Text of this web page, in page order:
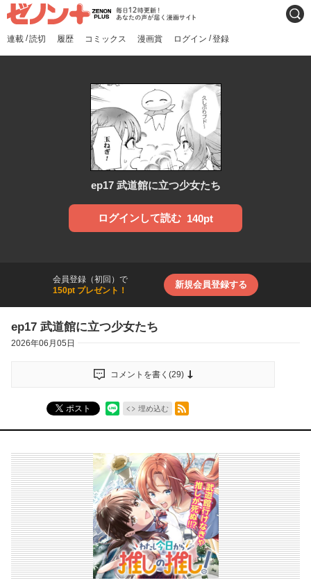
ゼノンプラス
毎日12時更新！あなたの声
が届く漫画サイト
連載 /読切 履歴 コミックス 漫画賞 ログイン /登録
検索
ep17 武道館に立つ少女たち
ログインして読む 140pt
会員登録（初回）で
150pt プレゼント！
新規会員登録する
ep17 武道館に立つ少女たち
2026年06月05日
コメントを書く(29)
ポスト 埋め込む
RSSフィード